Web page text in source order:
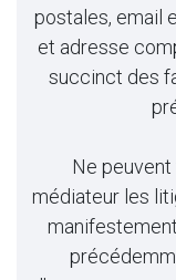
postales, email
et adresse
succinct des
Ne
médiateur les